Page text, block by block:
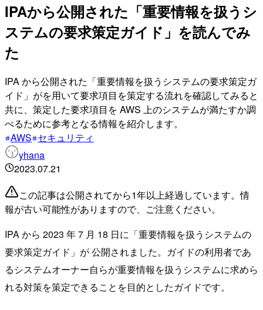
IPAから公開された「重要情報を扱うシ
ステムの要求策定ガイド」を読んでみ
た
IPA から公開された「重要情報を扱うシステムの要求策定ガ
イド」がを用いて要求項目を策定する流れを確認してみると
共に、策定した要求項目を AWS 上のシステムが満たすか調
べるために参考となる情報を紹介します。
AWS セキュリティ
yhana
2023.07.21
この記事は公開されてから1年以上経過しています。情
報が古い可能性がありますので、ご注意ください。
IPA から 2023 年 7 月 18 日に「重要情報を扱うシステムの
要求策定ガイド」が 公開されました。ガイドの利用者であ
るシステムオーナー自らが重要情報を扱うシステムに求めら
れる対策を策定できることを目的としたガイドです。